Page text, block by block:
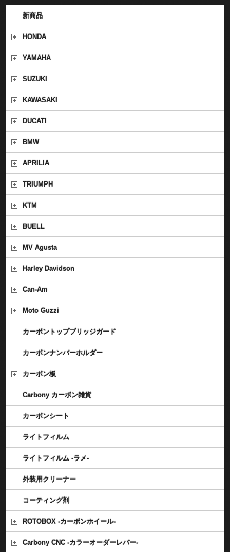
新商品
HONDA
YAMAHA
SUZUKI
KAWASAKI
DUCATI
BMW
APRILIA
TRIUMPH
KTM
BUELL
MV Agusta
Harley Davidson
Can-Am
Moto Guzzi
カーボントップブリッジガード
カーボンナンバーホルダー
カーボン板
Carbony カーボン雑貨
カーボンシート
ライトフィルム
ライトフィルム -ラメ-
外装用クリーナー
コーティング剤
ROTOBOX -カーボンホイール-
Carbony CNC -カラーオーダーレバー-